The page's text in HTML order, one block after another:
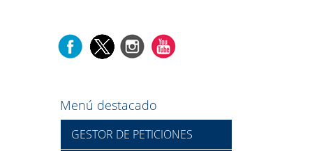
Menú destacado
GESTOR DE PETICIONES